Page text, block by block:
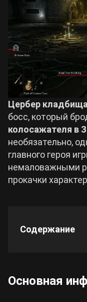
Crimson Desert
Zenless Zone
Kingdom Come:
Path of Exile 2
Wuthering
Roblox
Все игры
Билды
Билды
Билды
Билды Path of
Цербер
босс, который
колосажателя в
необязательно,
главного героя
немаловажными
прокачки
Содержание
Основная